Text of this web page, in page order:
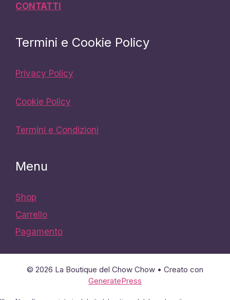
CONTATTI
Termini e Cookie Policy
Privacy Policy
Cookie Policy
Termini e Condizioni
Menu
Shop
Carrello
Pagamento
© 2026 La Boutique del Chow Chow • Creato con
GeneratePress